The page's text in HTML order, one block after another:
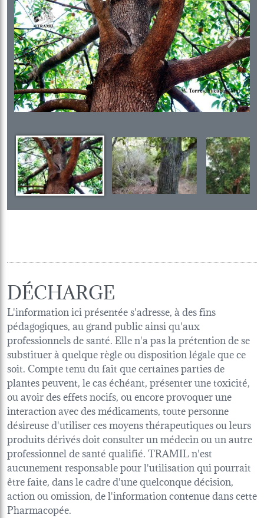
Previous Next
DÉCHARGE
L'information ici présentée s'adresse, à des fins
pédagogiques, au grand public ainsi qu'aux
professionnels de santé. Elle n'a pas la prétention de se
substituer à quelque règle ou disposition légale que ce
soit. Compte tenu du fait que certaines parties de
plantes peuvent, le cas échéant, présenter une toxicité,
ou avoir des effets nocifs, ou encore provoquer une
interaction avec des médicaments, toute personne
désireuse d'utiliser ces moyens thérapeutiques ou leurs
produits dérivés doit consulter un médecin ou un autre
professionnel de santé qualifié. TRAMIL n'est
aucunement responsable pour l'utilisation qui pourrait
être faite, dans le cadre d'une quelconque décision,
action ou omission, de l'information contenue dans cette
Pharmacopée.